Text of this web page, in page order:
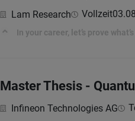
Lam Research Vollzeit
In your career, let’s prove
Master Thesis -
Infineon Technologies AG